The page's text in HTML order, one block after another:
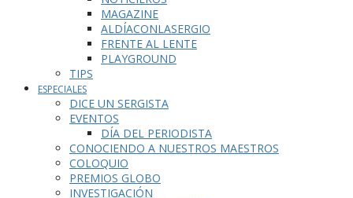
MAGAZINE
ALDÍACONLASERGIO
FRENTE AL LENTE
PLAYGROUND
TIPS
ESPECIALES
DICE UN SERGISTA
EVENTOS
DÍA DEL PERIODISTA
CONOCIENDO A NUESTROS MAESTROS
COLOQUIO
PREMIOS GLOBO
INVESTIGACIÓN